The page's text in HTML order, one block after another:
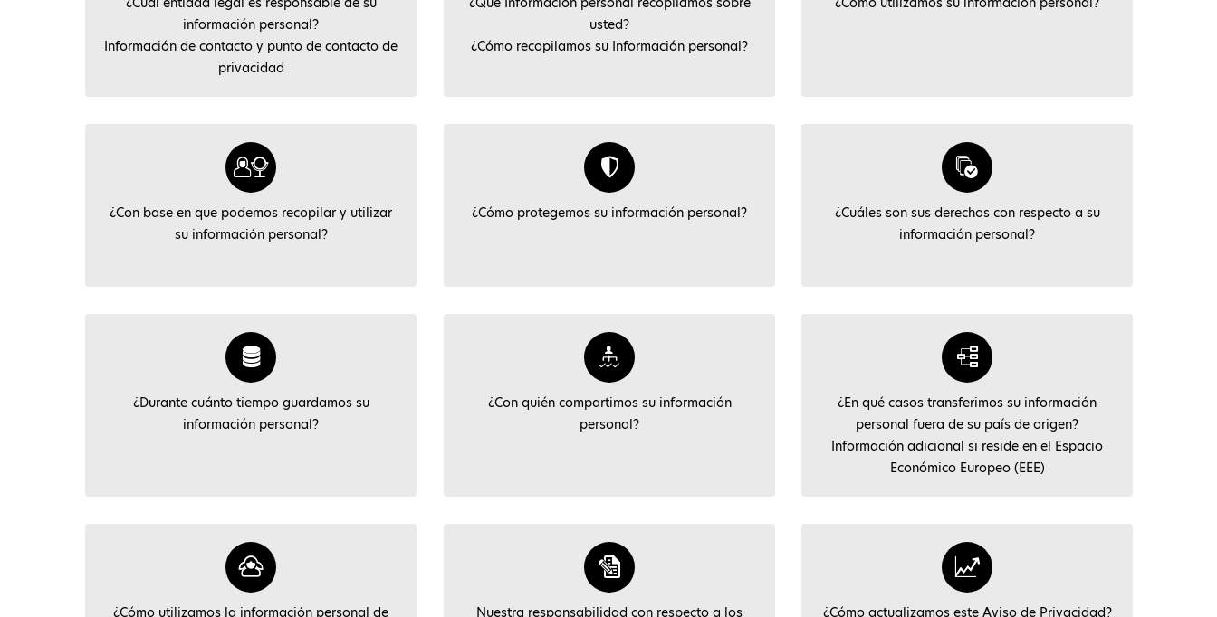
información personal?
Información de contacto y punto de contacto de
privacidad
usted?
¿Cómo recopilamos su Información personal?
¿Con base en que podemos recopilar y utilizar
su información personal?
¿Cómo protegemos su información personal?
¿Cuáles son sus derechos con respecto a su
información personal?
¿Durante cuánto tiempo guardamos su
información personal?
¿Con quién compartimos su información
personal?
¿En qué casos transferimos su información
personal fuera de su país de origen?
Información adicional si reside en el Espacio
Económico Europeo (EEE)
¿Cómo utilizamos la información personal de Nuestra responsabilidad con respecto a los ¿Cómo actualizamos este Aviso de Privacidad?